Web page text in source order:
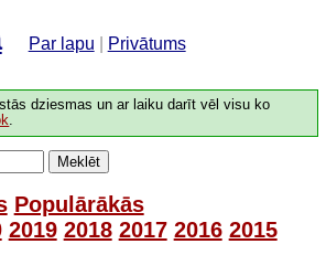
Par lapu Privātums
dziesmas un ar laiku darīt vēl visu ko
.
Meklēt
Populārākās
2019 2018 2017 2016 2015